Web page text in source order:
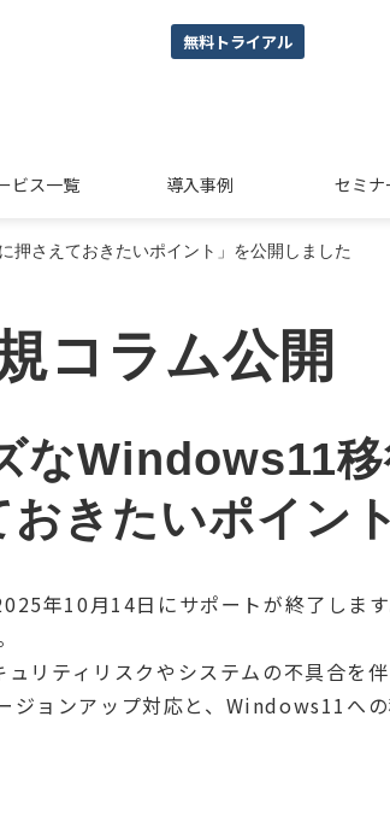
無料トライアル
ビス一覧 導入事例 セミナ
押さえておきたいポイント」を公開しました
コラム公開
なWindows11
きたいポイント
年10月14日にサポートが終了します
リティリスクやシステムの不具合を
ョンアップ対応と、Windows11へ